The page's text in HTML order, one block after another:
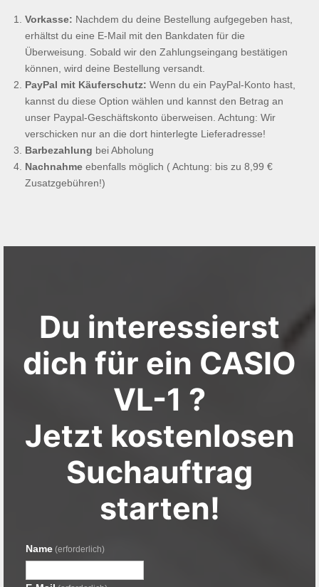
Vorkasse: Nachdem du deine Bestellung aufgegeben hast,
erhältst du eine E-Mail mit den Bankdaten für die
Überweisung. Sobald wir den Zahlungseingang bestätigen
können, wird deine Bestellung versandt.
PayPal mit Käuferschutz: Wenn du ein PayPal-Konto hast,
kannst du diese Option wählen und kannst den Betrag an
unser Paypal-Geschäftskonto überweisen. Achtung: Wir
verschicken nur an die dort hinterlegte Lieferadresse!
Barbezahlung bei Abholung
Nachnahme ebenfalls möglich ( Achtung: bis zu 8,99 €
Zusatzgebühren!)
Du interessierst
dich für ein CASIO
VL-1 ?
Jetzt kostenlosen
Suchauftrag
starten!
Name (erforderlich)